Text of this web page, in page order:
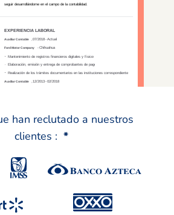
han reclutado a nuestros
clientes : *